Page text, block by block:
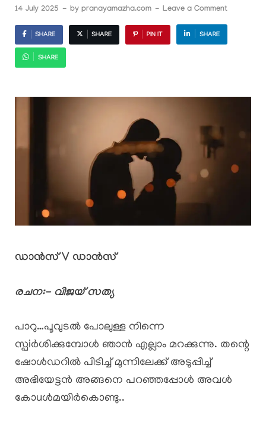
14 July 2025 - by pranayamazha.com - Leave a Comment
SHARE SHARE PIN IT SHARE
SHARE
ഡാൻസ് V ഡാൻസ്
രചന:- വിജയ് സത്യ
പാറു…പൂവുടൽ പോലുള്ള നിന്നെ
സ്പiർശിക്കുമ്പോൾ ഞാൻ എല്ലാം മറക്കുന്നു. തന്റെ
ഷോൾഡറിൽ പിടിച്ച് മുന്നിലേക്ക് അടുപ്പിച്ച്
അഭിയേട്ടൻ അങ്ങനെ പറഞ്ഞപ്പോൾ അവൾ
കോuൾമയിർകൊണ്ടു..